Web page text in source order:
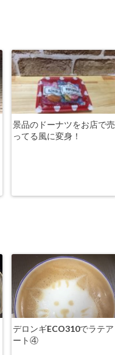
景品のドーナツをお店で売
ってる風に変身！
デロンギECO310でラテア
ート④